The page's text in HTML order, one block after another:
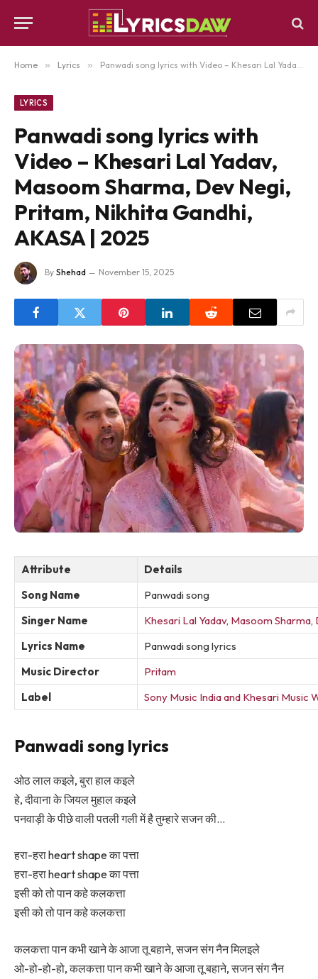
Home » Lyrics » Panwadi song lyrics with Video – Khesari Lal Yadav, Masoom Sharma, Dev Negi, Pritam, Nikhita Gandhi, AKASA | 2025
LYRICS
Panwadi song lyrics with
Video – Khesari Lal Yadav,
Masoom Sharma, Dev Negi,
Pritam, Nikhita Gandhi,
AKASA | 2025
By Shehad November 15, 2025
Attribute
Details
Song Name
Panwadi song
Singer Name
Khesari Lal Yadav, Masoom Sharma,
Lyrics Name
Panwadi song lyrics
Music Director
Pritam
Label
Sony Music India and Khesari Music
Panwadi song lyrics
ओठ लाल कइले, बुरा हाल कइले
हे, दीवाना के जियल मुहाल कइले
पनवाड़ी के पीछे वाली पतली गली में है तुम्हारे सजन की…
हरा-हरा heart shape का पत्ता
हरा-हरा heart shape का पत्ता
इसी को तो पान कहे कलकत्ता
इसी को तो पान कहे कलकत्ता
कलकत्ता पान कभी खाने के आजा तू बहाने, सजन संग नैन मिलइले
ओ-हो-हो-हो, कलकत्ता पान कभी खाने के आजा तू बहाने, सजन संग नैन